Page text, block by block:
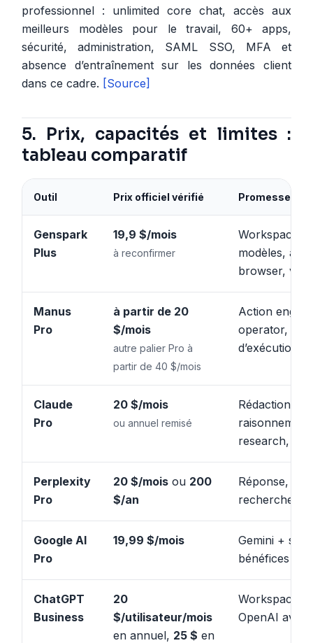
professionnel : unlimited core chat, accès aux
meilleurs modèles pour le travail, 60+ apps,
sécurité, administration, SAML SSO, MFA et
absence d’entraînement sur les données client
dans ce cadre. [Source]
5. Prix, capacités et limites :
tableau comparatif
Outil Prix officiel vérifié Promesse
Genspark
Plus
19,9 $/mois
à reconfirmer
Workspace
modèles,
browser,
Manus
Pro
à partir de 20
$/mois
autre palier Pro à
partir de 40 $/mois
Action
operator,
d’exécution
Claude
Pro
20 $/mois
ou annuel remisé
Rédaction,
research,
Perplexity
Pro
20 $/mois ou 200
$/an
Réponse,
recherche,
Google AI
Pro
19,99 $/mois
Gemini +
bénéfices
ChatGPT
Business
20
$/utilisateur/mois
en annuel, 25 $ en
Workspace
OpenAI avec